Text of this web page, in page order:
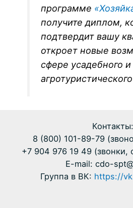
программе
получите диплом,
подтвердит вашу
откроет новые
сфере усадебного и
Контакты:
8 (800) 101-89-79
+7 904 976 19 49 (звонки,
E-mail: cdo-
Группа в ВК: https://